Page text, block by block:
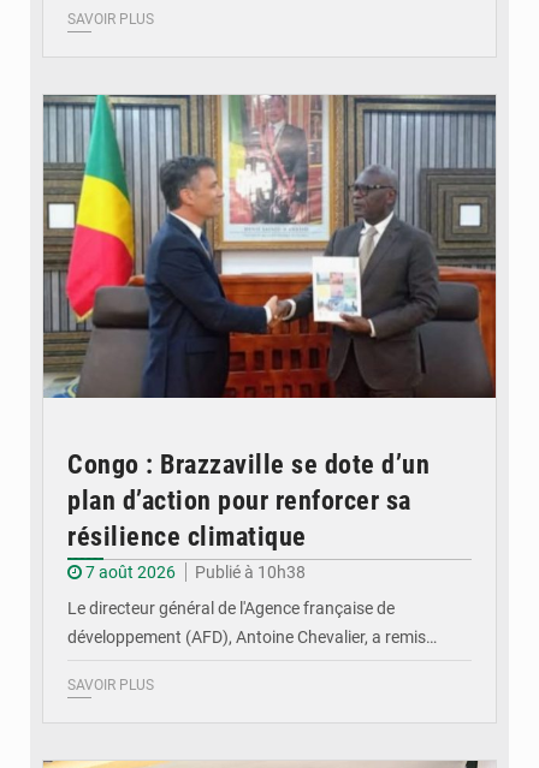
SAVOIR PLUS
Congo : Brazzaville se dote d’un
plan d’action pour renforcer sa
résilience climatique
7 août 2026
Publié à 10h38
Le directeur général de l'Agence française de
développement (AFD), Antoine Chevalier, a remis…
SAVOIR PLUS